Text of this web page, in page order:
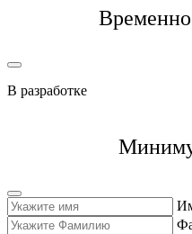
В разработке